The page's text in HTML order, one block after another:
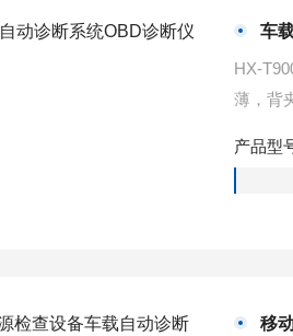
车
HX-
薄，背
产品型
移